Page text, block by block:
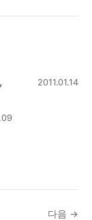
2011.01.14
다음 →